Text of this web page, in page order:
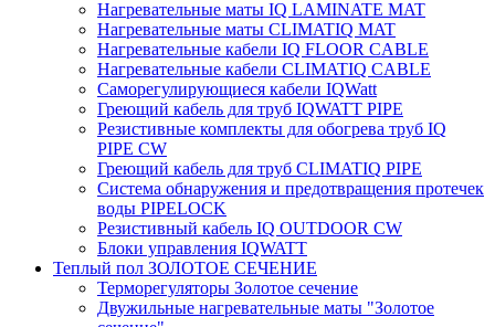
Нагревательные маты IQ LAMINATE MAT
Нагревательные маты CLIMATIQ MAT
Нагревательные кабели IQ FLOOR CABLE
Нагревательные кабели CLIMATIQ CABLE
Саморегулирующиеся кабели IQWatt
Греющий кабель для труб IQWATT PIPE
Резистивные комплекты для обогрева труб IQ
PIPE CW
Греющий кабель для труб CLIMATIQ PIPE
Система обнаружения и предотвращения протечек
воды PIPELOCK
Резистивный кабель IQ OUTDOOR CW
Блоки управления IQWATT
Теплый пол ЗОЛОТОЕ СЕЧЕНИЕ
Терморегуляторы Золотое сечение
Двужильные нагревательные маты "Золотое